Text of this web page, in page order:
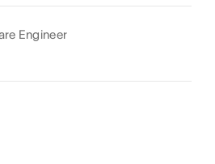
Engineer